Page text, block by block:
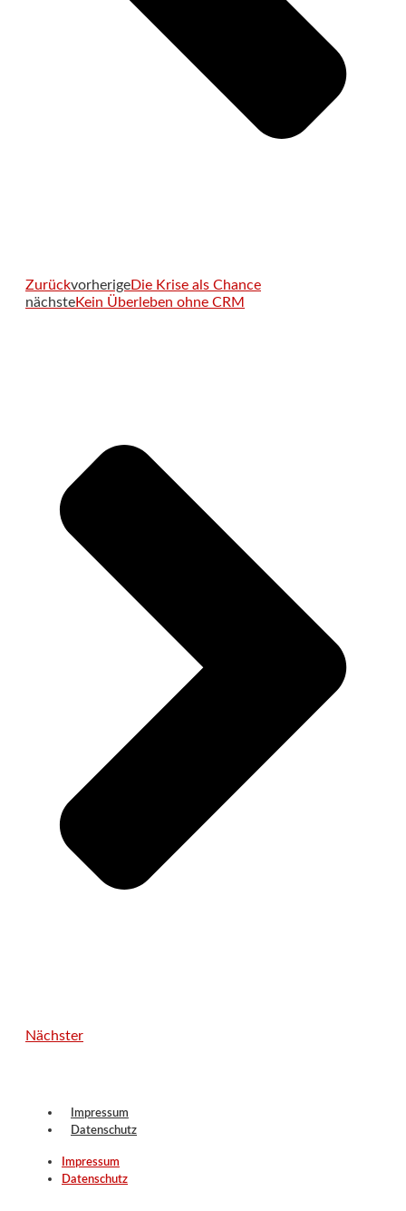
ZurückvorherigeDie Krise als Chance
nächsteKein Überleben ohne CRM
Nächster
Impressum
Datenschutz
Impressum
Datenschutz